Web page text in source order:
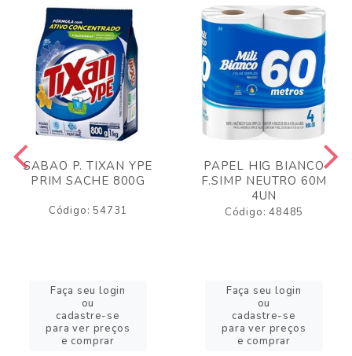
SABAO P. TIXAN YPE
PRIM SACHE 800G
Código: 54731
Faça seu login
ou
cadastre-se
para ver preços
e comprar
PAPEL HIG BIANCO
F.SIMP NEUTRO 60M
4UN
Código: 48485
Faça seu login
ou
cadastre-se
para ver preços
e comprar